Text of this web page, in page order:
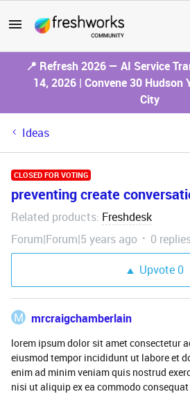
📍 Refresh 2026 — AI Service
14, 2026 | Convene 30 Hudson
City
Ideas
CLOSED FOR VOTING
preventing create
Related products: Freshdesk
Forum|Forum|5 years ago
0
Upvote0
M mrcraigchamberlain
lorem ipsum dolor sit amet consectetur
eiusmod tempor incididunt ut labore et
enim ad minim veniam quis nostrud
nisi ut aliquip ex ea commodo